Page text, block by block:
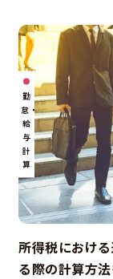
勤
怠・
給
与
計
算
所得税におけ
る際の計算方